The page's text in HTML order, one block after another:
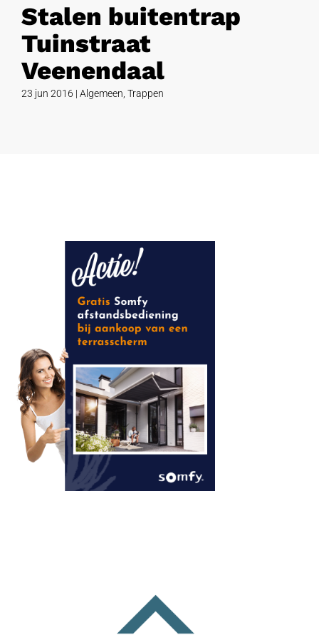
Stalen buitentrap
Tuinstraat
Veenendaal
23 jun 2016 | Algemeen Trappen